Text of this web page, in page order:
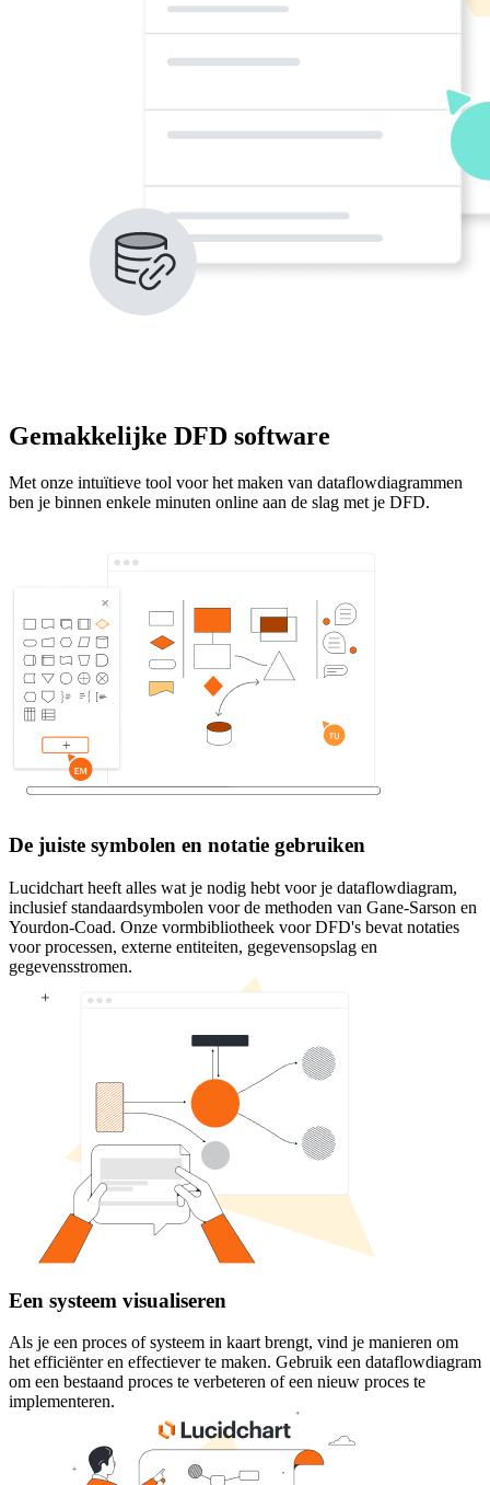
Gemakkelijke DFD software
Met onze intuïtieve tool voor het maken van dataflowdiagrammen
ben je binnen enkele minuten online aan de slag met je DFD.
De juiste symbolen en notatie gebruiken
Lucidchart heeft alles wat je nodig hebt voor je dataflowdiagram,
inclusief standaardsymbolen voor de methoden van Gane-Sarson en
Yourdon-Coad. Onze vormbibliotheek voor DFD's bevat notaties
voor processen, externe entiteiten, gegevensopslag en
gegevensstromen.
Een systeem visualiseren
Als je een proces of systeem in kaart brengt, vind je manieren om
het efficiënter en effectiever te maken. Gebruik een dataflowdiagram
om een bestaand proces te verbeteren of een nieuw proces te
implementeren.